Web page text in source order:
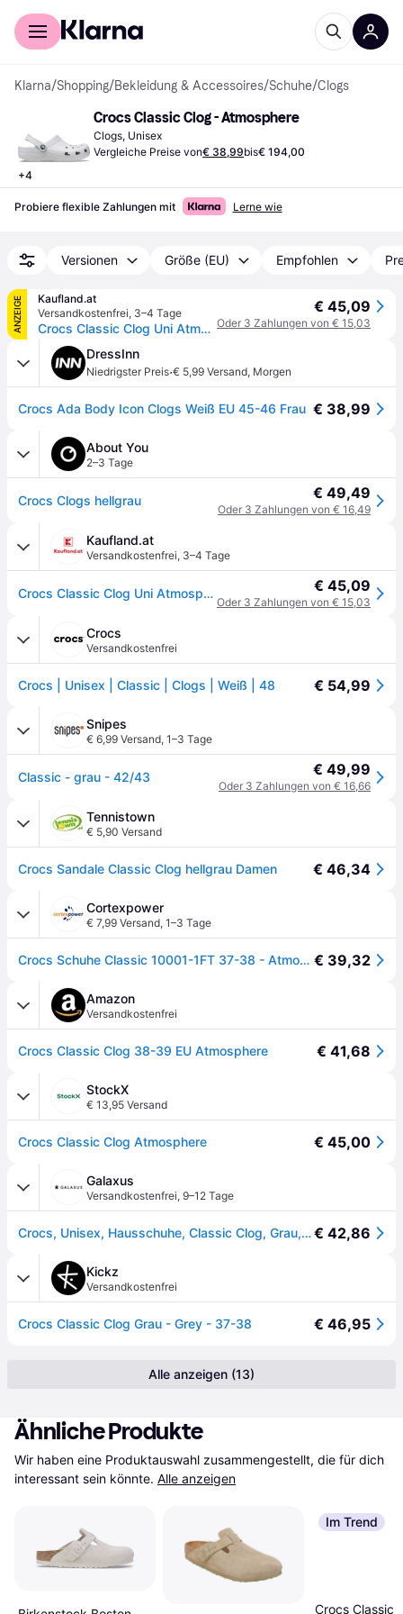
Für Shopper
Klarna/Shopping/Bekleidung & Accessoires/Schuhe/Clogs
+4
Crocs Classic Clog - Atmosphere
Clogs, Unisex
Vergleiche Preise von€ 38,99bis€ 194,00
Probiere flexible Zahlungen mit Lerne wie
Versionen Größe (EU) Empfohlen
ANZEIGE
Kaufland.at
Versandkostenfrei, 3–4 Tage
Crocs Classic Clog Uni Atmosphere Grau 10001-1FT Leichte Croslite™ 34-35 EU
€ 45,09
Oder 3 Zahlungen von € 15,03
DressInn
Niedrigster Preis·€ 5,99 Versand, Morgen
Crocs Ada Body Icon Clogs Weiß EU 45-46 Frau € 38,99
About You
2–3 Tage
Crocs Clogs hellgrau € 49,49
Oder 3 Zahlungen von € 16,49
Kaufland.at
Versandkostenfrei, 3–4 Tage
Crocs Classic Clog Uni Atmosphere Grau 10001-1FT Leichte Croslite™ 34-35 EU € 45,09
Oder 3 Zahlungen von € 15,03
Crocs
Versandkostenfrei
Crocs | Unisex | Classic | Clogs | Weiß | 48 € 54,99
Snipes
€ 6,99 Versand, 1–3 Tage
Classic - grau - 42/43 € 49,99
Oder 3 Zahlungen von € 16,66
Tennistown
€ 5,90 Versand
Crocs Sandale Classic Clog hellgrau Damen € 46,34
Cortexpower
€ 7,99 Versand, 1–3 Tage
Crocs Schuhe Classic 10001-1FT 37-38 - Atmosphere - 37-38 € 39,32
Amazon
Versandkostenfrei
Crocs Classic Clog 38-39 EU Atmosphere € 41,68
StockX
€ 13,95 Versand
Crocs Classic Clog Atmosphere € 45,00
Galaxus
Versandkostenfrei, 9–12 Tage
Crocs, Unisex, Hausschuhe, Classic Clog, Grau, (39)€ 42,86
Kickz
Versandkostenfrei
Crocs Classic Clog Grau - Grey - 37-38 € 46,95
Alle anzeigen (13)
Ähnliche Produkte
Wir haben eine Produktauswahl zusammengestellt, die für dich
interessant sein könnte. Alle anzeigen
Im Trend
Crocs Classic